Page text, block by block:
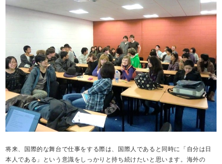
将来、国際的な舞台で仕事をする際は、国際人であると同時に「自分は日
本人である」という意識をしっかりと持ち続けたいと思います。海外の